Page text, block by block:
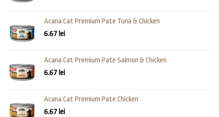
Acana Cat Premium Pate Tuna & Chicken
6.67lei
Acana Cat Premium Pate Salmon & Chicken
6.67lei
Acana Cat Premium Pate Chicken
6.67lei